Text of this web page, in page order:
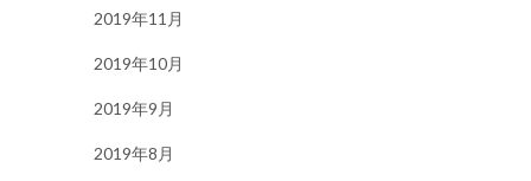
2019年11月
2019年10月
2019年9月
2019年8月